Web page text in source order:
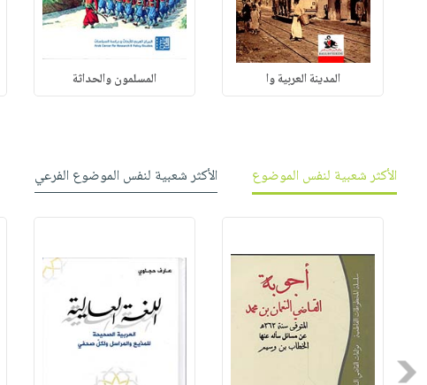
المدينة العربية وا المسلمون والحداثة
الأكثر شعبية لنفس الموضوع الأكثر شعبية لنفس الموضوع الفرعي
Previous